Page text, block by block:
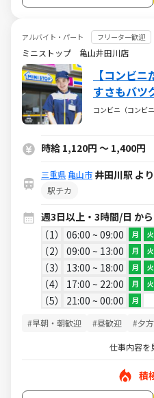
アルバイト・パート フリーター歓迎
ミニストップ 亀山井田川店
【コンビ
すさもバツ
るミニスト
コンビニ（コンビ
時給 1,120円 ～ 1,400円
三重県亀山市 井田川駅 よ
駅チカ
週3日以上・3時間/日 から
1
06:00 ~ 09:00 月 火
2 09:00 ~ 13:00 月 火
3 13:00 ~ 18:00 月 火
4 17:00 ~ 22:00 月 火
5 21:00 ~ 00:00 月
#早朝・朝歓迎 #昼歓迎 #夕
仕事内容を
積